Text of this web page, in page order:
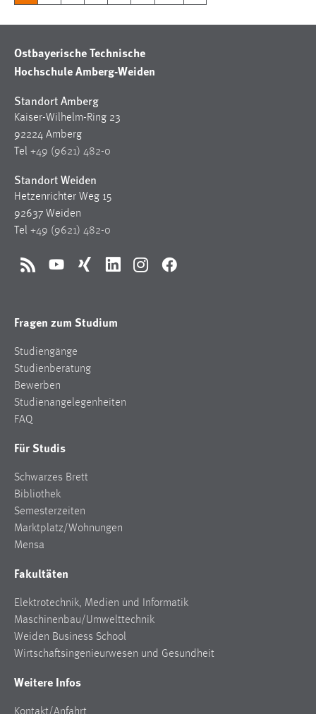
Ostbayerische Technische
Hochschule Amberg-Weiden
Standort Amberg
Kaiser-Wilhelm-Ring 23
92224 Amberg
Tel +49 (9621) 482-0
Standort Weiden
Hetzenrichter Weg 15
92637 Weiden
Tel +49 (9621) 482-0
RSS YouTubeXing LinkedInInstagramFacebook
Fragen zum Studium
Studiengänge
Studienberatung
Bewerben
Studienangelegenheiten
FAQ
Für Studis
Schwarzes Brett
Bibliothek
Semesterzeiten
Marktplatz/Wohnungen
Mensa
Fakultäten
Elektrotechnik, Medien und Informatik
Maschinenbau/Umwelttechnik
Weiden Business School
Wirtschaftsingenieurwesen und Gesundheit
Weitere Infos